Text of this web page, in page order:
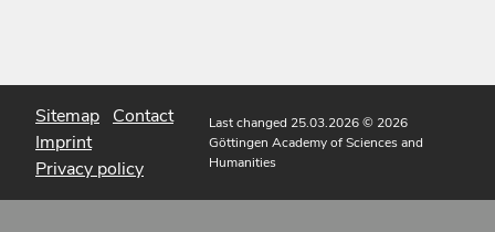
Sitemap Contact
Imprint
Privacy policy
Last changed 25.03.2026© 2026
Göttingen Academy of Sciences and
Humanities